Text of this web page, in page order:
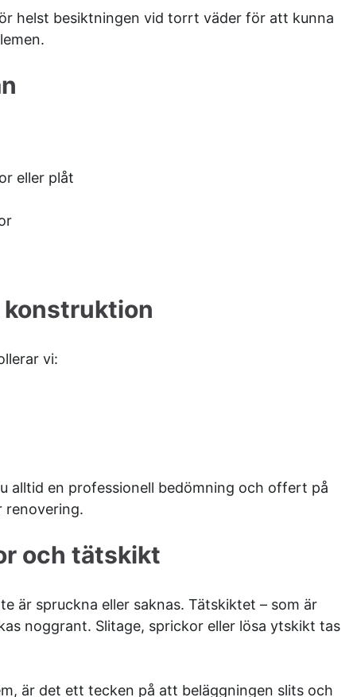
helst besiktningen vid torrt väder för att kunna
eller plåt
konstruktion
vi:
alltid en professionell bedömning och offert på
renovering.
och tätskikt
är spruckna eller saknas. Tätskiktet – som är
noggrant. Slitage, sprickor eller lösa ytskikt tas
är det ett tecken på att beläggningen slits och